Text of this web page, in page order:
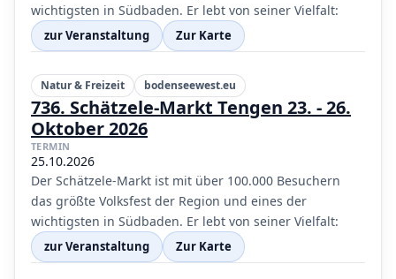
wichtigsten in Südbaden. Er lebt von seiner Vielfalt:
zur Veranstaltung Zur Karte
Natur & Freizeit bodenseewest.eu
736. Schätzele-Markt Tengen 23. - 26.
Oktober 2026
TERMIN
25.10.2026
Der Schätzele-Markt ist mit über 100.000 Besuchern
das größte Volksfest der Region und eines der
wichtigsten in Südbaden. Er lebt von seiner Vielfalt:
zur Veranstaltung Zur Karte